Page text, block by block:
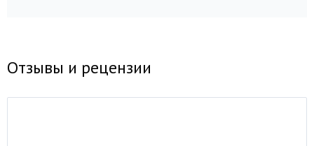
Отзывы и рецензии